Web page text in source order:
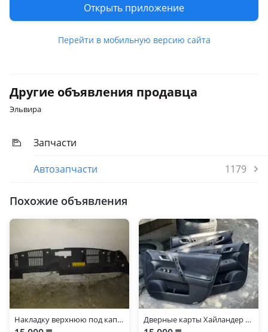
Открыть приложение
Перейти в мобильную версию сайта
немесе нөмірге жазыңыздар. Басқа қалаларға салып
жібере аламыз. Қаланың ішінде яндекс немесе индрайвер
арқылы жібере аламыз.
Другие объявления продавца
Эльвира
Запчасти
Автозапчасти
1179
Похожие объявления
Накладку верхнюю под капотом Тоуота хайландр Дверные карты Хайландер 40 кузов